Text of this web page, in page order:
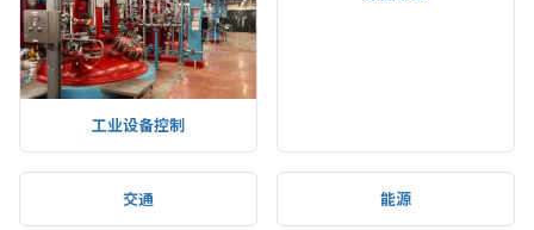
工业设备控制
交通 能源